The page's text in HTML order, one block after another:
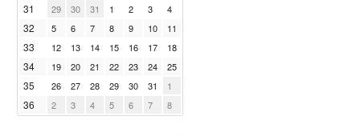
31
29 30 31 1 2 3 4
32 5 6 7 8 9 10 11
33 12 13 14 15 16 17 18
34 19 20 21 22 23 24 25
35 26 27 28 29 30 31 1
36 2 3 4 5 6 7 8